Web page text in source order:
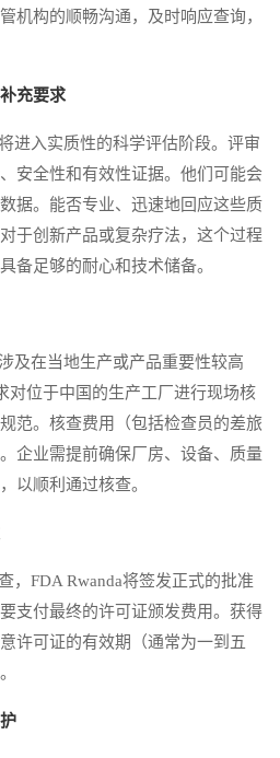
机构的顺畅沟通，及时响应查询，
充要求
入实质性的科学评估阶段。评审
安全性和有效性证据。他们可能会
据。能否专业、迅速地回应这些质
于创新产品或复杂疗法，这个过程
备足够的耐心和技术储备。
在当地生产或产品重要性较高
对位于中国的生产工厂进行现场核
范。核查费用（包括检查员的差旅
企业需提前确保厂房、设备、质量
以顺利通过核查。
FDA Rwanda将签发正式的批准
支付最终的许可证颁发费用。获得
许可证的有效期（通常为一到五